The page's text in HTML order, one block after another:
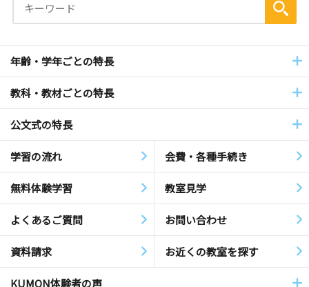
年齢・学年ごとの特長
教科・教材ごとの特長
公文式の特長
学習の流れ 会費・各種手続き
無料体験学習 教室見学
よくあるご質問 お問い合わせ
資料請求 お近くの教室を探す
KUMON体験者の声